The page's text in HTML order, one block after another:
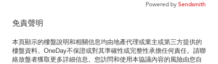
Powered bySendsmith
免責聲明
本頁顯示的樓盤說明和相關信息均由地產代理或業主或第三方提供的
樓盤資料。OneDay不保證或對其準確性或完整性承擔任何責任。請聯
絡放盤者獲取更多詳細信息。您訪問和使用本協議內容的風險由您自